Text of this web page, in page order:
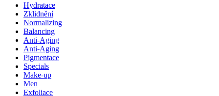
Hydratace
Zklidnění
Normalizing
Balancing
Anti-Aging
Anti-Aging
Pigmentace
Specials
Make-up
Men
Exfoliace